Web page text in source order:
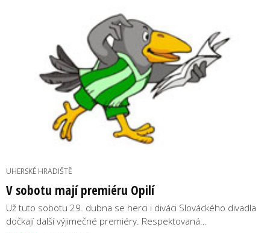
UHERSKÉ HRADIŠTĚ
V sobotu mají premiéru Opilí
Už tuto sobotu 29. dubna se herci i diváci Slováckého divadla
dočkají další výjimečné premiéry. Respektovaná…